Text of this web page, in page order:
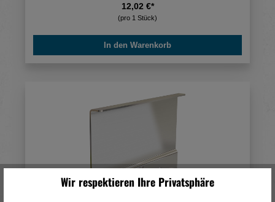
12,02 €*
(pro 1 Stück)
In den Warenkorb
Wir respektieren Ihre Privatsphäre